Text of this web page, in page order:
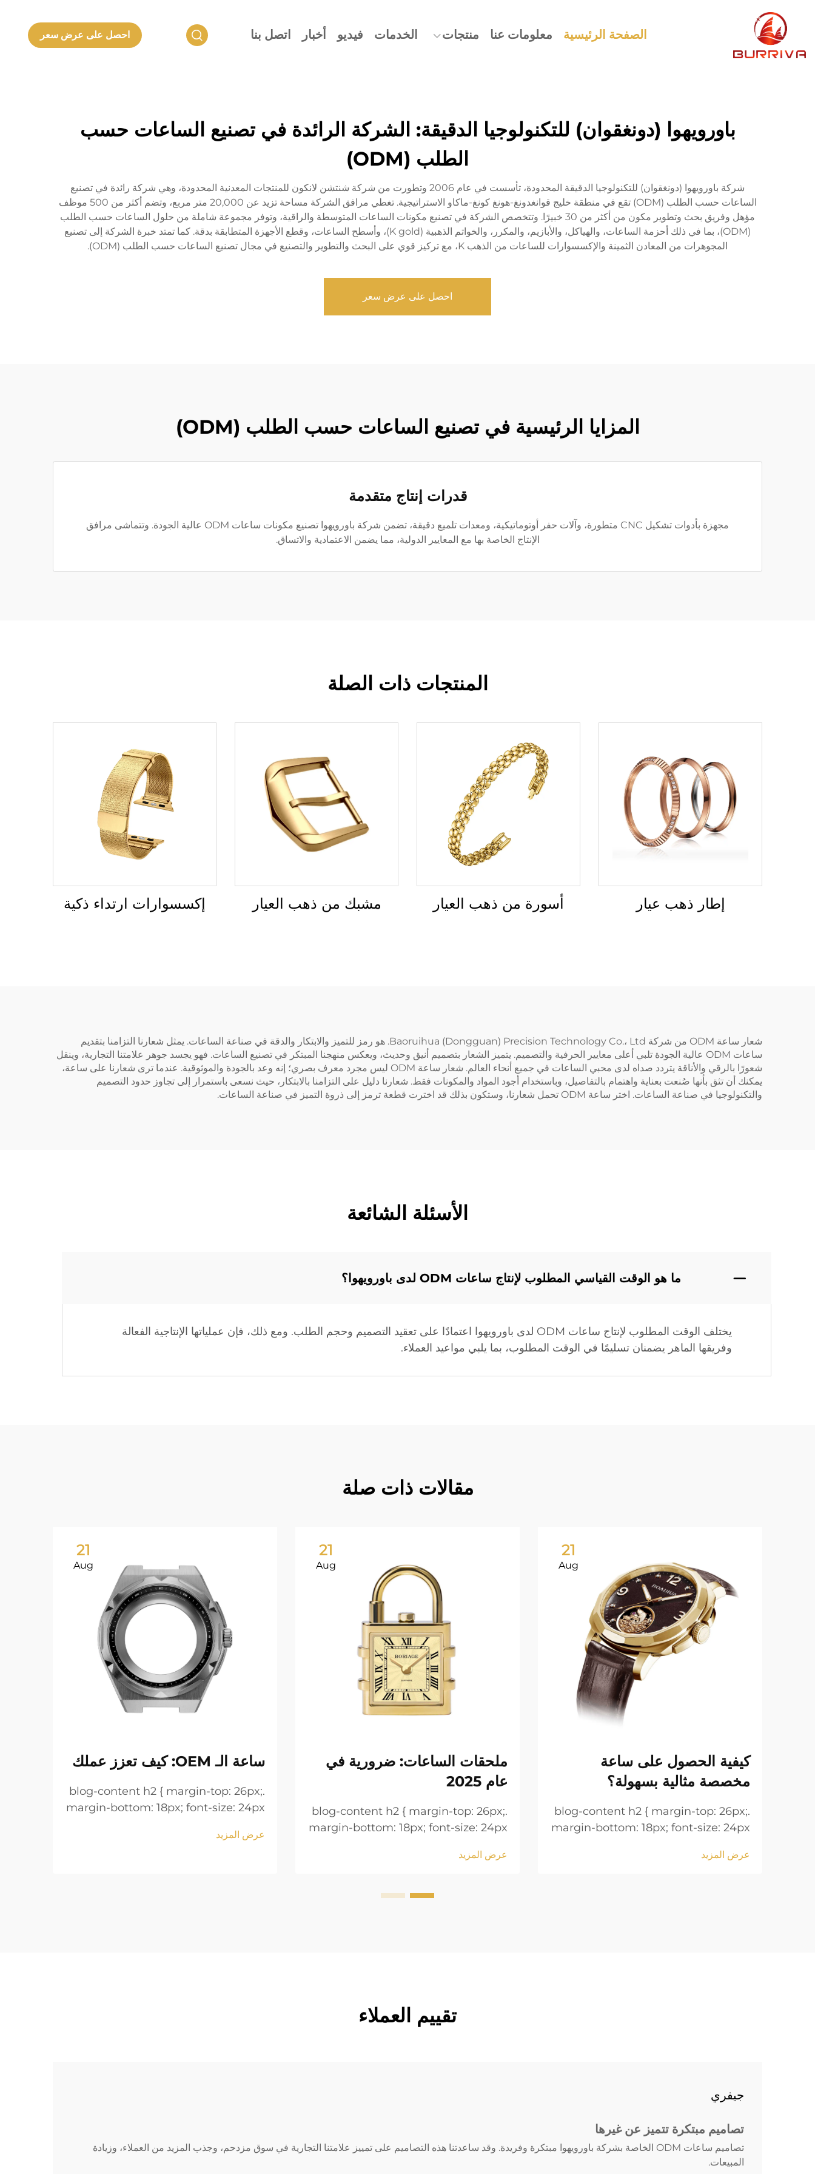
الصفحة الرئيسية معلومات عنا منتجات الخدمات فيديو أخبار اتصل بنا احصل على عرض سعر
باورويهوا (دونغقوان) للتكنولوجيا الدقيقة: الشركة الرائدة في تصنيع الساعات حسب
الطلب (ODM)
شركة باورويهوا (دونغقوان) للتكنولوجيا الدقيقة المحدودة، تأسست في عام 2006 وتطورت من شركة شنتشن لانكون للمنتجات المعدنية المحدودة، وهي شركة رائدة في تصنيع
الساعات حسب الطلب (ODM) تقع في منطقة خليج قوانغدونغ-هونغ كونغ-ماكاو الاستراتيجية. تغطي مرافق الشركة مساحة تزيد عن 20,000 متر مربع، وتضم أكثر من 500 موظف
مؤهل وفريق بحث وتطوير مكون من أكثر من 30 خبيرًا. وتتخصص الشركة في تصنيع مكونات الساعات المتوسطة والراقية، وتوفر مجموعة شاملة من حلول الساعات حسب الطلب
(ODM)، بما في ذلك أحزمة الساعات، والهياكل، والأبازيم، والمكرر، والخواتم الذهبية (K gold)، وأسطح الساعات، وقطع الأجهزة المتطابقة بدقة. كما تمتد خبرة الشركة إلى تصنيع
المجوهرات من المعادن الثمينة والإكسسوارات للساعات من الذهب K، مع تركيز قوي على البحث والتطوير والتصنيع في مجال تصنيع الساعات حسب الطلب (ODM).
احصل على عرض سعر
المزايا الرئيسية في تصنيع الساعات حسب الطلب (ODM)
قدرات إنتاج متقدمة
مجهزة بأدوات تشكيل CNC متطورة، وآلات حفر أوتوماتيكية، ومعدات تلميع دقيقة، تضمن شركة باورويهوا تصنيع مكونات ساعات ODM عالية الجودة. وتتماشى مرافق
الإنتاج الخاصة بها مع المعايير الدولية، مما يضمن الاعتمادية والاتساق.
المنتجات ذات الصلة
إطار ذهب عيار أسورة من ذهب العيار مشبك من ذهب العيار إكسسوارات ارتداء ذكية
شعار ساعة ODM من شركة Baoruihua (Dongguan) Precision Technology Co.، Ltd. هو رمز للتميز والابتكار والدقة في صناعة الساعات. يمثل شعارنا التزامنا بتقديم
ساعات ODM عالية الجودة تلبي أعلى معايير الحرفية والتصميم. يتميز الشعار بتصميم أنيق وحديث، ويعكس منهجنا المبتكر في تصنيع الساعات. فهو يجسد جوهر علامتنا التجارية، وينقل
شعورًا بالرقي والأناقة يتردد صداه لدى محبي الساعات في جميع أنحاء العالم. شعار ساعة ODM ليس مجرد معرف بصري؛ إنه وعد بالجودة والموثوقية. عندما ترى شعارنا على ساعة،
يمكنك أن تثق بأنها صُنعت بعناية واهتمام بالتفاصيل، وباستخدام أجود المواد والمكونات فقط. شعارنا دليل على التزامنا بالابتكار، حيث نسعى باستمرار إلى تجاوز حدود التصميم
والتكنولوجيا في صناعة الساعات. اختر ساعة ODM تحمل شعارنا، وستكون بذلك قد اخترت قطعة ترمز إلى ذروة التميز في صناعة الساعات.
الأسئلة الشائعة
ما هو الوقت القياسي المطلوب لإنتاج ساعات ODM لدى باورويهوا؟
يختلف الوقت المطلوب لإنتاج ساعات ODM لدى باورويهوا اعتمادًا على تعقيد التصميم وحجم الطلب. ومع ذلك، فإن عملياتها الإنتاجية الفعالة
وفريقها الماهر يضمنان تسليمًا في الوقت المطلوب، بما يلبي مواعيد العملاء.
مقالات ذات صلة
21
Aug
كيفية الحصول على ساعة
مخصصة مثالية بسهولة؟
.blog-content h2 { margin-top: 26px;
margin-bottom: 18px; font-size: 24px
height: normal; } .blog-content h3 {
عرض المزيد
21
Aug
ملحقات الساعات: ضرورية في
عام 2025
.blog-content h2 { margin-top: 26px;
margin-bottom: 18px; font-size: 24px
height: normal; } .blog-content h3 {
18px; font-size: 20px !important;
عرض المزيد
21
Aug
ساعة الـ OEM: كيف تعزز عملك
.blog-content h2 { margin-top: 26px;
margin-bottom: 18px; font-size: 24px
height: normal; } .blog-content h3 {
عرض المزيد
تقييم العملاء
جيفري
تصاميم مبتكرة تتميز عن غيرها
تصاميم ساعات ODM الخاصة بشركة باورويهوا مبتكرة وفريدة. وقد ساعدتنا هذه التصاميم على تمييز علامتنا التجارية في سوق مزدحم، وجذب المزيد من العملاء، وزيادة
المبيعات.